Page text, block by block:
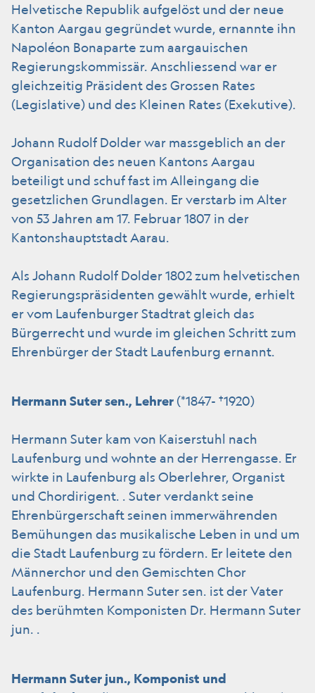
Helvetische Republik aufgelöst und der neue
Kanton Aargau gegründet wurde, ernannte ihn
Napoléon Bonaparte zum aargauischen
Regierungskommissär. Anschliessend war er
gleichzeitig Präsident des Grossen Rates
(Legislative) und des Kleinen Rates (Exekutive).
Johann Rudolf Dolder war massgeblich an der
Organisation des neuen Kantons Aargau
beteiligt und schuf fast im Alleingang die
gesetzlichen Grundlagen. Er verstarb im Alter
von 53 Jahren am 17. Februar 1807 in der
Kantonshauptstadt Aarau.
Als Johann Rudolf Dolder 1802 zum helvetischen
Regierungspräsidenten gewählt wurde, erhielt
er vom Laufenburger Stadtrat gleich das
Bürgerrecht und wurde im gleichen Schritt zum
Ehrenbürger der Stadt Laufenburg ernannt.
Hermann Suter sen., Lehrer (*1847- †1920)
Hermann Suter kam von Kaiserstuhl nach
Laufenburg und wohnte an der Herrengasse. Er
wirkte in Laufenburg als Oberlehrer, Organist
und Chordirigent. . Suter verdankt seine
Ehrenbürgerschaft seinen immerwährenden
Bemühungen das musikalische Leben in und um
die Stadt Laufenburg zu fördern. Er leitete den
Männerchor und den Gemischten Chor
Laufenburg. Hermann Suter sen. ist der Vater
des berühmten Komponisten Dr. Hermann Suter
jun. .
Hermann Suter jun., Komponist und